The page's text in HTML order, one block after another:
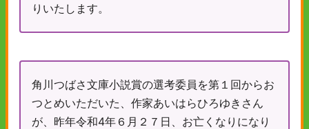
りいたします。
角川つばさ文庫小説賞の選考委員を第１回からお
つとめいただいた、作家あいはらひろゆきさん
が、昨年令和4年６月２７日、お亡くなりになり